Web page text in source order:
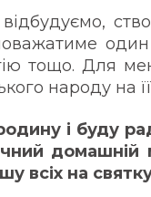
тощо. Для
народу на
і буду
домашній
всіх на